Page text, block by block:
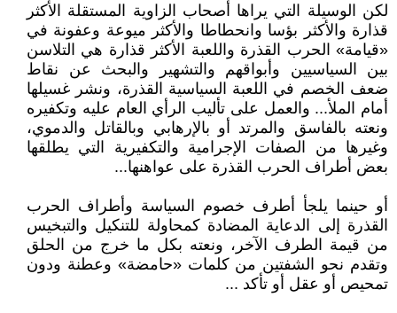
لكن الوسيلة التي يراها أصحاب الزاوية المستقلة الأكثر
قذارة والأكثر بؤسا وانحطاطا والأكثر ميوعة وعفونة في
«قيامة» الحرب القذرة واللعبة الأكثر قذارة هي التلاسن
بين السياسيين وأبواقهم والتشهير والبحث عن نقاط
ضعف الخصم في اللعبة السياسية القذرة، ونشر غسيلها
أمام الملأ... والعمل على تأليب الرأي العام عليه وتكفيره
ونعته بالفاسق والمرتد أو بالإرهابي وبالقاتل والدموي،
وغيرها من الصفات الإجرامية والتكفيرية التي يطلقها
بعض أطراف الحرب القذرة على عواهنها...
أو حينما يلجأ أطرف خصوم السياسة وأطراف الحرب
القذرة إلى الدعاية المضادة كمحاولة للتنكيل والتبخيس
من قيمة الطرف الآخر، ونعته بكل ما خرج من الحلق
وتقدم نحو الشفتين من كلمات «حامضة» وعطنة ودون
تمحيص أو عقل أو تأكد ...